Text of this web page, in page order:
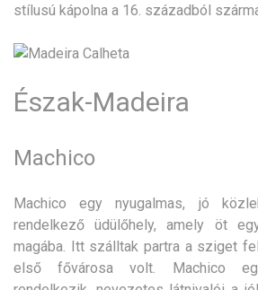
stílusú kápolna a 16. századból
Észak-Madeira
Machico
Machico egy nyugalmas, jó
rendelkező üdülőhely, amely öt
magába. Itt szálltak partra a sziget
első fővárosa volt. Machico